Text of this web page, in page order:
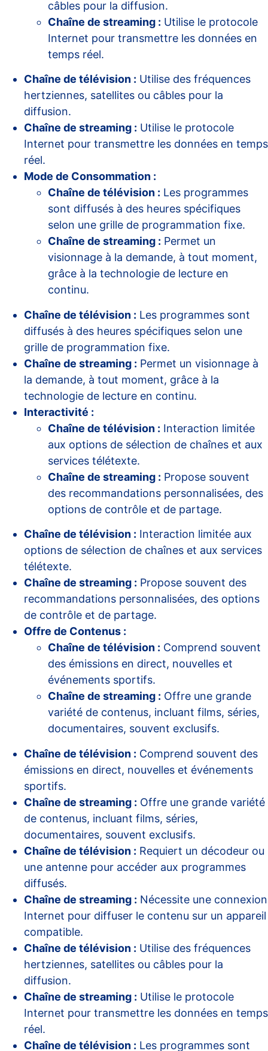
câbles pour la diffusion.
Chaîne de streaming : Utilise le protocole
Internet pour transmettre les données en
temps réel.
Chaîne de télévision : Utilise des fréquences
hertziennes, satellites ou câbles pour la
diffusion.
Chaîne de streaming : Utilise le protocole
Internet pour transmettre les données en temps
réel.
Mode de Consommation :
Chaîne de télévision : Les programmes
sont diffusés à des heures spécifiques
selon une grille de programmation fixe.
Chaîne de streaming : Permet un
visionnage à la demande, à tout moment,
grâce à la technologie de lecture en
continu.
Chaîne de télévision : Les programmes sont
diffusés à des heures spécifiques selon une
grille de programmation fixe.
Chaîne de streaming : Permet un visionnage à
la demande, à tout moment, grâce à la
technologie de lecture en continu.
Interactivité :
Chaîne de télévision : Interaction limitée
aux options de sélection de chaînes et aux
services télétexte.
Chaîne de streaming : Propose souvent
des recommandations personnalisées, des
options de contrôle et de partage.
Chaîne de télévision : Interaction limitée aux
options de sélection de chaînes et aux services
télétexte.
Chaîne de streaming : Propose souvent des
recommandations personnalisées, des options
de contrôle et de partage.
Offre de Contenus :
Chaîne de télévision : Comprend souvent
des émissions en direct, nouvelles et
événements sportifs.
Chaîne de streaming : Offre une grande
variété de contenus, incluant films, séries,
documentaires, souvent exclusifs.
Chaîne de télévision : Comprend souvent des
émissions en direct, nouvelles et événements
sportifs.
Chaîne de streaming : Offre une grande variété
de contenus, incluant films, séries,
documentaires, souvent exclusifs.
Chaîne de télévision : Requiert un décodeur ou
une antenne pour accéder aux programmes
diffusés.
Chaîne de streaming : Nécessite une connexion
Internet pour diffuser le contenu sur un appareil
compatible.
Chaîne de télévision : Utilise des fréquences
hertziennes, satellites ou câbles pour la
diffusion.
Chaîne de streaming : Utilise le protocole
Internet pour transmettre les données en temps
réel.
Chaîne de télévision : Les programmes sont